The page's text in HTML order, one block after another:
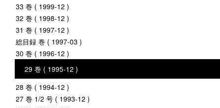
33 巻 ( 1999-12 )
32 巻 ( 1998-12 )
31 巻 ( 1997-12 )
総目録 巻 ( 1997-03 )
30 巻 ( 1996-12 )
29 巻 ( 1995-12 )
28 巻 ( 1994-12 )
27 巻 1/2 号 ( 1993-12 )